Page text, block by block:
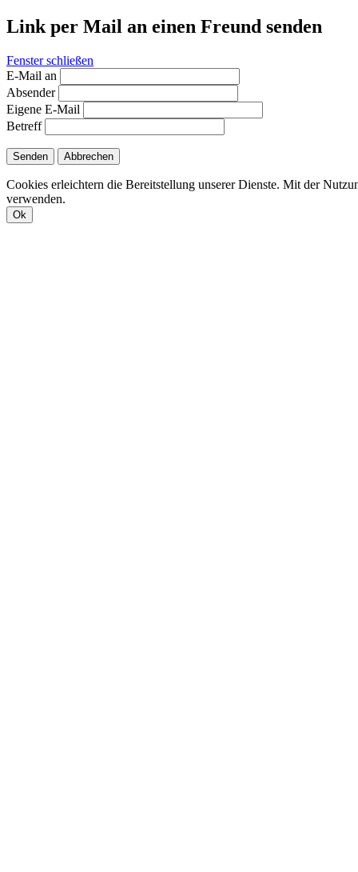
Link per Mail an einen Freund senden
Fenster schließen
E-Mail an
Absender
Eigene E-Mail
Betreff
Senden Abbrechen
Cookies erleichtern die Bereitstellung unserer Dienste. Mit der
verwenden.
Ok